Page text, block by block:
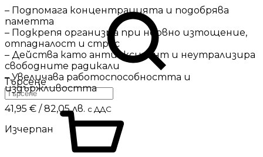
Търсене
– Подпомага концентрацията и подобрява
паметта
– Подкрепя организма при нервно изтощение,
отпадналост и стрес
– Действа като антиоксидант и неутрализира
свободните радикали
– Увеличава работоспособността и
издържливостта
41,95 € / 82,05 лв. с ДДС
Изчерпан